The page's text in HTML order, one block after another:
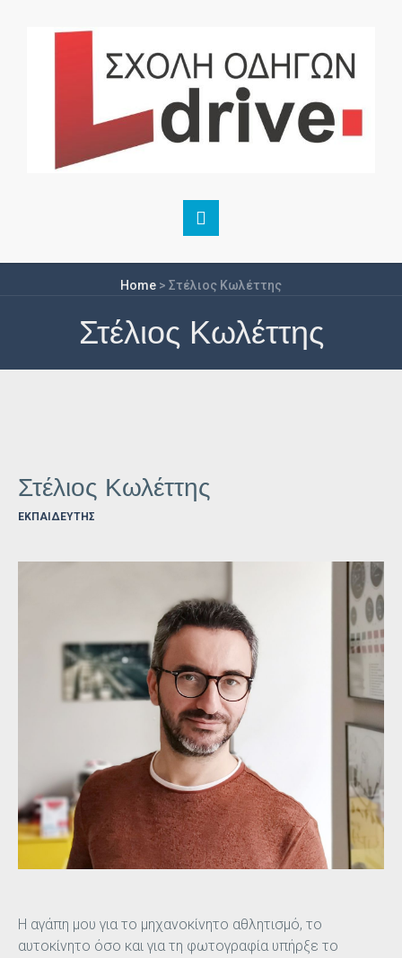
Home > Στέλιος Κωλέττης
Στέλιος Κωλέττης
Στέλιος Κωλέττης
ΕΚΠΑΙΔΕΥΤΉΣ
Η αγάπη μου για το μηχανοκίνητο αθλητισμό, το
αυτοκίνητο όσο και για τη φωτογραφία υπήρξε το